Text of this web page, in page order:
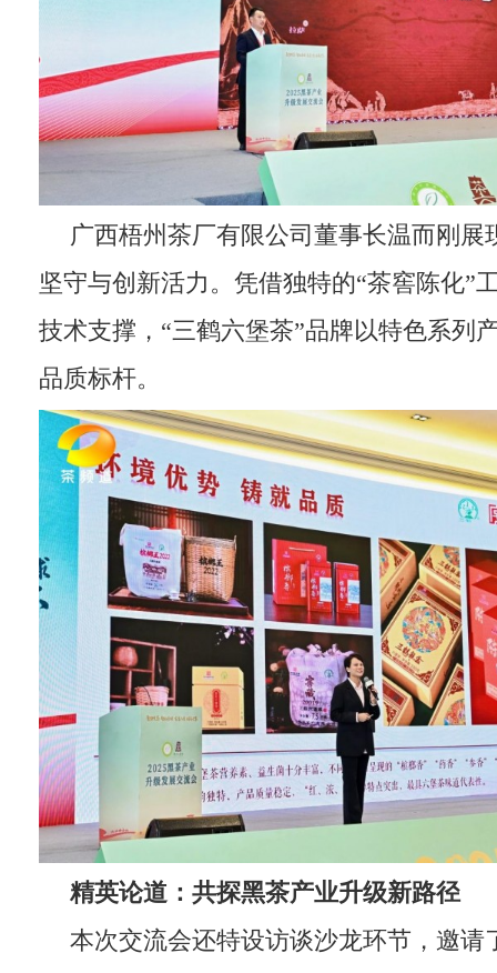
广西梧州茶厂有限公司董事长温而刚展
坚守与创新活力。凭借独特的“茶窖陈化”
技术支撑，“三鹤六堡茶”品牌以特色系列
品质标杆。
精英论道：共探黑茶产业升级新路径
本次交流会还特设访谈沙龙环节，邀请